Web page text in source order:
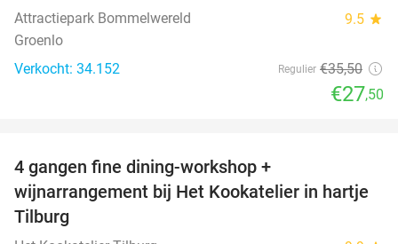
Attractiepark Bommelwereld 9.5 star
Groenlo
Verkocht: 34.152
Regulier €35,50
€27,50
4 gangen fine dining-workshop +
wijnarrangement bij Het Kookatelier in hartje
Tilburg